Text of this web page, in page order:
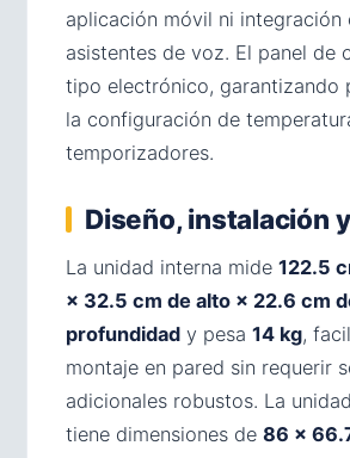
aplicación móvil ni integración
asistentes de voz. El panel de
tipo electrónico, garantizando
la configuración de
temporizadores.
Diseño, instalación
La unidad interna mide 122.5
× 32.5 cm de alto × 22.6 cm
profundidad y pesa 14 kg,
montaje en pared sin requerir
adicionales robustos. La
tiene dimensiones de 86 ×